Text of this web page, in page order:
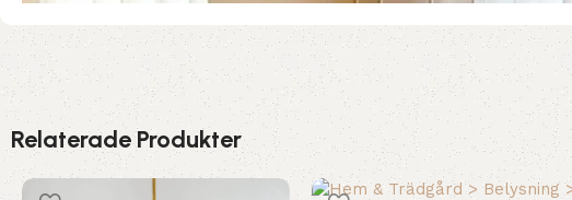
Relaterade Produkter